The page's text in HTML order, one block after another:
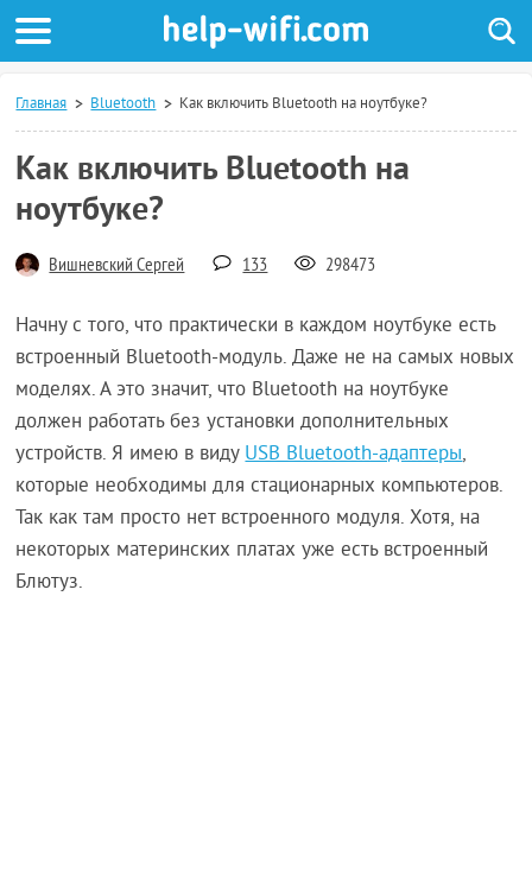
Главная Bluetooth Как включить Bluetooth на ноутбуке?
Как включить Bluetooth на
ноутбуке?
Вишневский Сергей 133 298473
Начну с того, что практически в каждом ноутбуке есть
встроенный Bluetooth-модуль. Даже не на самых новых
моделях. А это значит, что Bluetooth на ноутбуке
должен работать без установки дополнительных
устройств. Я имею в видуUSB Bluetooth-адаптеры,
которые необходимы для стационарных компьютеров.
Так как там просто нет встроенного модуля. Хотя, на
некоторых материнских платах уже есть встроенный
Блютуз.